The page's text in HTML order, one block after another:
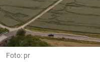
Foto: pr